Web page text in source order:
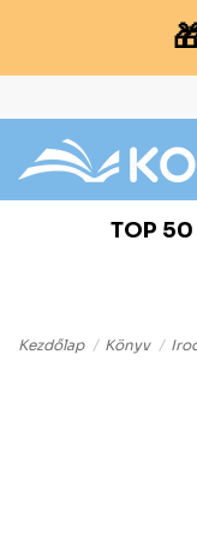
TOP
Kezdőlap Könyv